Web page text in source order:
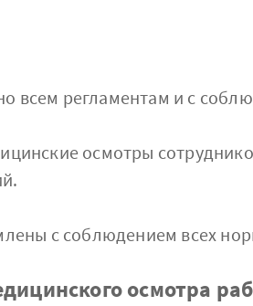
регламентам и с
осмотры
с соблюдением всех
осмотра